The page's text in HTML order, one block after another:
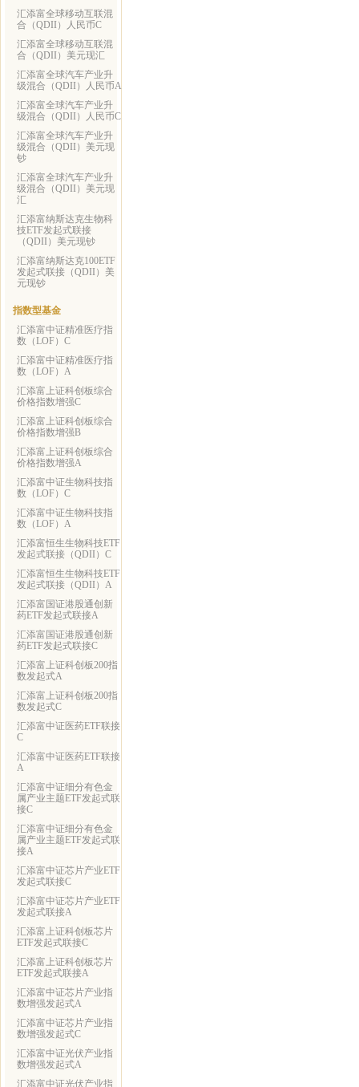
汇添富全球移动互联混
合（QDII）人民币C
汇添富全球移动互联混
合（QDII）美元现汇
汇添富全球汽车产业升
级混合（QDII）人民币A
汇添富全球汽车产业升
级混合（QDII）人民币C
汇添富全球汽车产业升
级混合（QDII）美元现
钞
汇添富全球汽车产业升
级混合（QDII）美元现
汇
汇添富纳斯达克生物科
技ETF发起式联接
（QDII）美元现钞
汇添富纳斯达克100ETF
发起式联接（QDII）美
元现钞
指数型基金
汇添富中证精准医疗指
数（LOF）C
汇添富中证精准医疗指
数（LOF）A
汇添富上证科创板综合
价格指数增强C
汇添富上证科创板综合
价格指数增强B
汇添富上证科创板综合
价格指数增强A
汇添富中证生物科技指
数（LOF）C
汇添富中证生物科技指
数（LOF）A
汇添富恒生生物科技ETF
发起式联接（QDII）C
汇添富恒生生物科技ETF
发起式联接（QDII）A
汇添富国证港股通创新
药ETF发起式联接A
汇添富国证港股通创新
药ETF发起式联接C
汇添富上证科创板200指
数发起式A
汇添富上证科创板200指
数发起式C
汇添富中证医药ETF联接
C
汇添富中证医药ETF联接
A
汇添富中证细分有色金
属产业主题ETF发起式联
接C
汇添富中证细分有色金
属产业主题ETF发起式联
接A
汇添富中证芯片产业ETF
发起式联接C
汇添富中证芯片产业ETF
发起式联接A
汇添富上证科创板芯片
ETF发起式联接C
汇添富上证科创板芯片
ETF发起式联接A
汇添富中证芯片产业指
数增强发起式A
汇添富中证芯片产业指
数增强发起式C
汇添富中证光伏产业指
数增强发起式A
汇添富中证光伏产业指